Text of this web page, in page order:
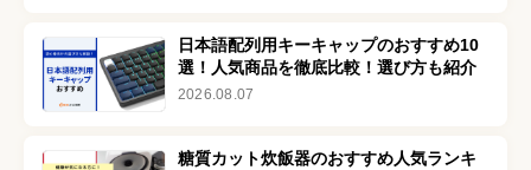
日本語配列用キーキャップのおすすめ10
選！人気商品を徹底比較！選び方も紹介
2026.08.07
糖質カット炊飯器のおすすめ人気ランキ